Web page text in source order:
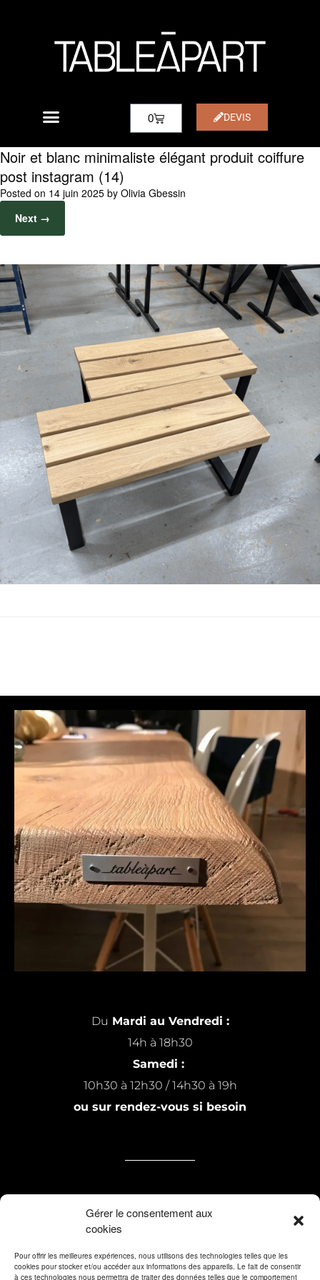
Gérer le consentement aux
cookies
Pour offrir les meilleures expériences, nous utilisons des technologies telles que les
cookies pour stocker et/ou accéder aux informations des appareils. Le fait de consentir
à ces technologies nous permettra de traiter des données telles que le comportement
0 DEVIS
Noir et blanc minimaliste élégant produit coiffure
post instagram (14)
Posted on 14 juin 2025 by Olivia Gbessin
Next →
Du Mardi au Vendredi :
14h à 18h30
Samedi :
10h30 à 12h30 / 14h30 à 19h
ou sur rendez-vous si besoin
7 rue Michel Raillard
59200 Tourcoing